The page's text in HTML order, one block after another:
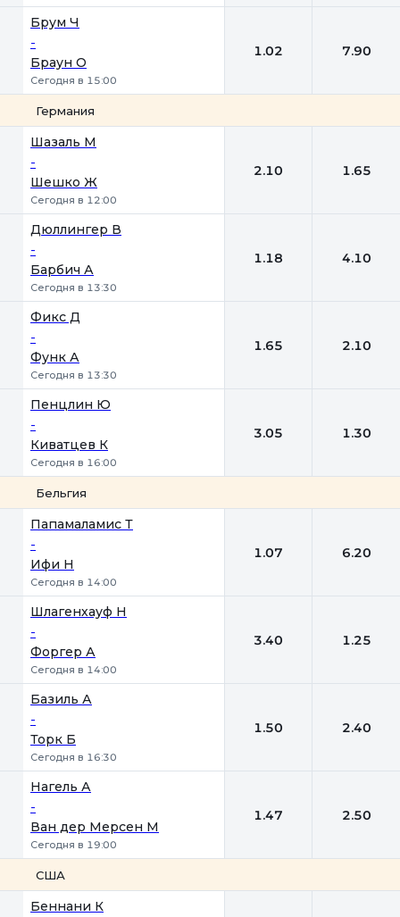
Брум Ч
-
Браун О
Сегодня в 15:00
1.02 7.90
Германия
Шазаль М
-
Шешко Ж
Сегодня в 12:00
2.10 1.65
Дюллингер В
-
Барбич А
Сегодня в 13:30
1.18 4.10
Фикс Д
-
Функ А
Сегодня в 13:30
1.65 2.10
Пенцлин Ю
-
Киватцев К
Сегодня в 16:00
3.05 1.30
Бельгия
Папамаламис Т
-
Ифи Н
Сегодня в 14:00
1.07 6.20
Шлагенхауф Н
-
Форгер А
Сегодня в 14:00
3.40 1.25
Базиль А
-
Торк Б
Сегодня в 16:30
1.50 2.40
Нагель А
-
Ван дер Мерсен М
Сегодня в 19:00
1.47 2.50
США
Беннани К